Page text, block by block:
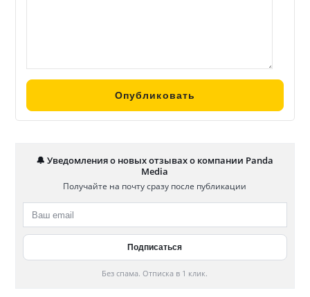
🔔 Уведомления о новых отзывах о компании Panda
Media
Получайте на почту сразу после публикации
Без спама. Отписка в 1 клик.